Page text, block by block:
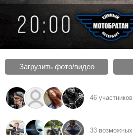
Загрузить фото/видео
46 участников
33 возможных